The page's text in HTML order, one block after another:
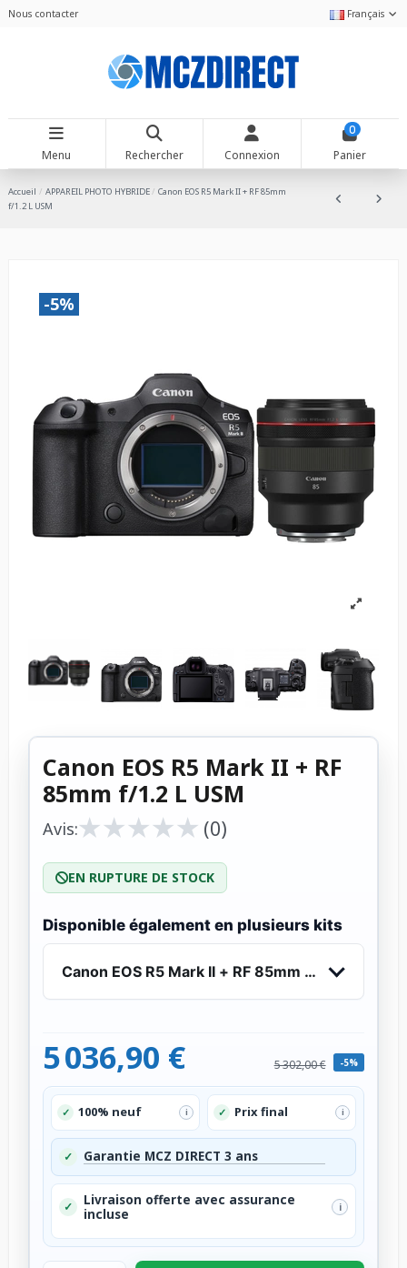
Nous contacter Français
Menu Rechercher Connexion
0
Panier
Accueil APPAREIL PHOTO HYBRIDE
Canon EOS R5 Mark II + RF 85mm
f/1.2 L USM
-5%
Canon EOS R5 Mark II + RF
85mm f/1.2 L USM
Avis:★
★★
★★
★★
★★
★ (0)
EN RUPTURE DE STOCK
Disponible également en plusieurs kits
Canon EOS R5 Mark II + RF 85mm f/1.2 L USM
5 036,90 € 5 302,00 € -5%
✓ 100% neuf i ✓ Prix final i
✓ Garantie MCZ DIRECT 3 ans
✓
Livraison offerte avec assurance
incluse
i